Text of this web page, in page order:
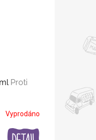
Proti
Vyprodáno